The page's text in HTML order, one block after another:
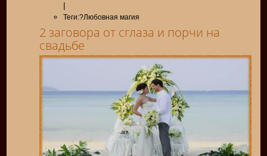
|
Теги:?Любовная магия
2 заговора от сглаза и порчи на
свадьбе